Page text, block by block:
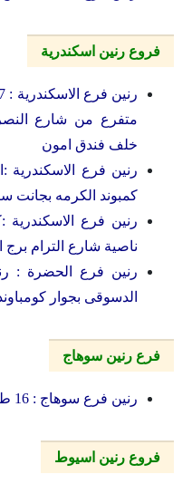
فروع رنين اسكندرية
متفرع من شارع
خلف فندق امون
رنين فرع
كمبوند الكرمه
ناصية شارع الترام برج
رنين فرع الحضرة :
الدسوقى بجوار
فرع رنين سوهاج
رنين فرع سوهاج : 16 طريق سوهاج اخميم – صينية اخميم
فروع رنين اسيوط